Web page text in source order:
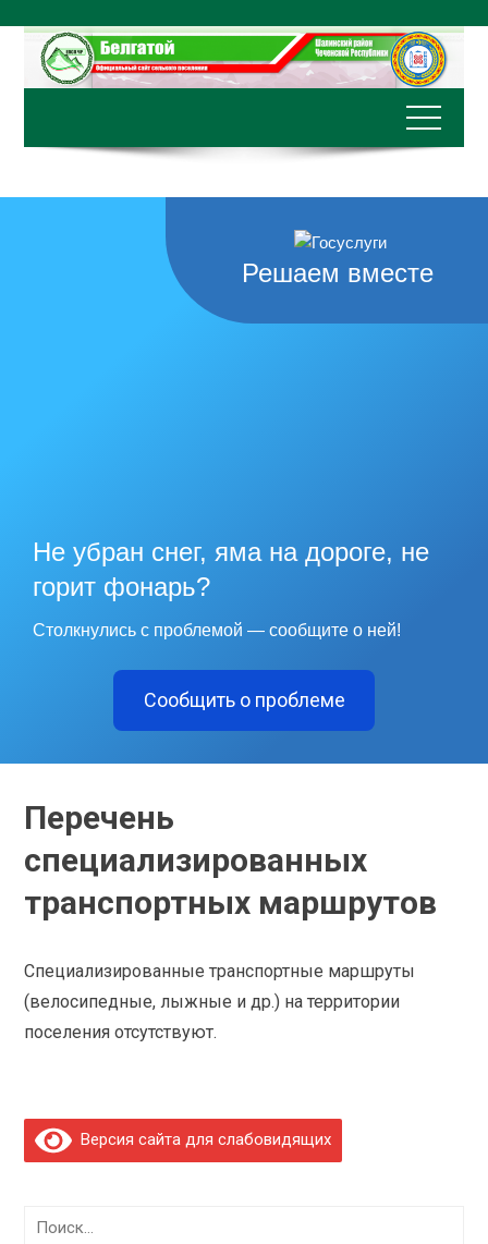
содержимому
Решаем вместе
Не убран снег, яма на дороге, не
горит фонарь?
Столкнулись с проблемой — сообщите о ней!
Сообщить о проблеме
Перечень
специализированных
транспортных маршрутов
Специализированные транспортные маршруты
(велосипедные, лыжные и др.) на территории
поселения отсутствуют.
Версия сайта для слабовидящих
Найти: